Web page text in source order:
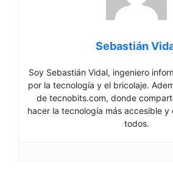
Sebastián
Soy Sebastián Vidal, ingeniero
por la tecnología y el bricolaje.
de tecnobits.com, donde
hacer la tecnología más accesible y
todos.